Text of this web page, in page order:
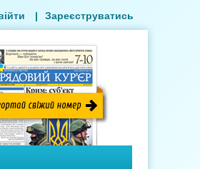
| Зареєструватись